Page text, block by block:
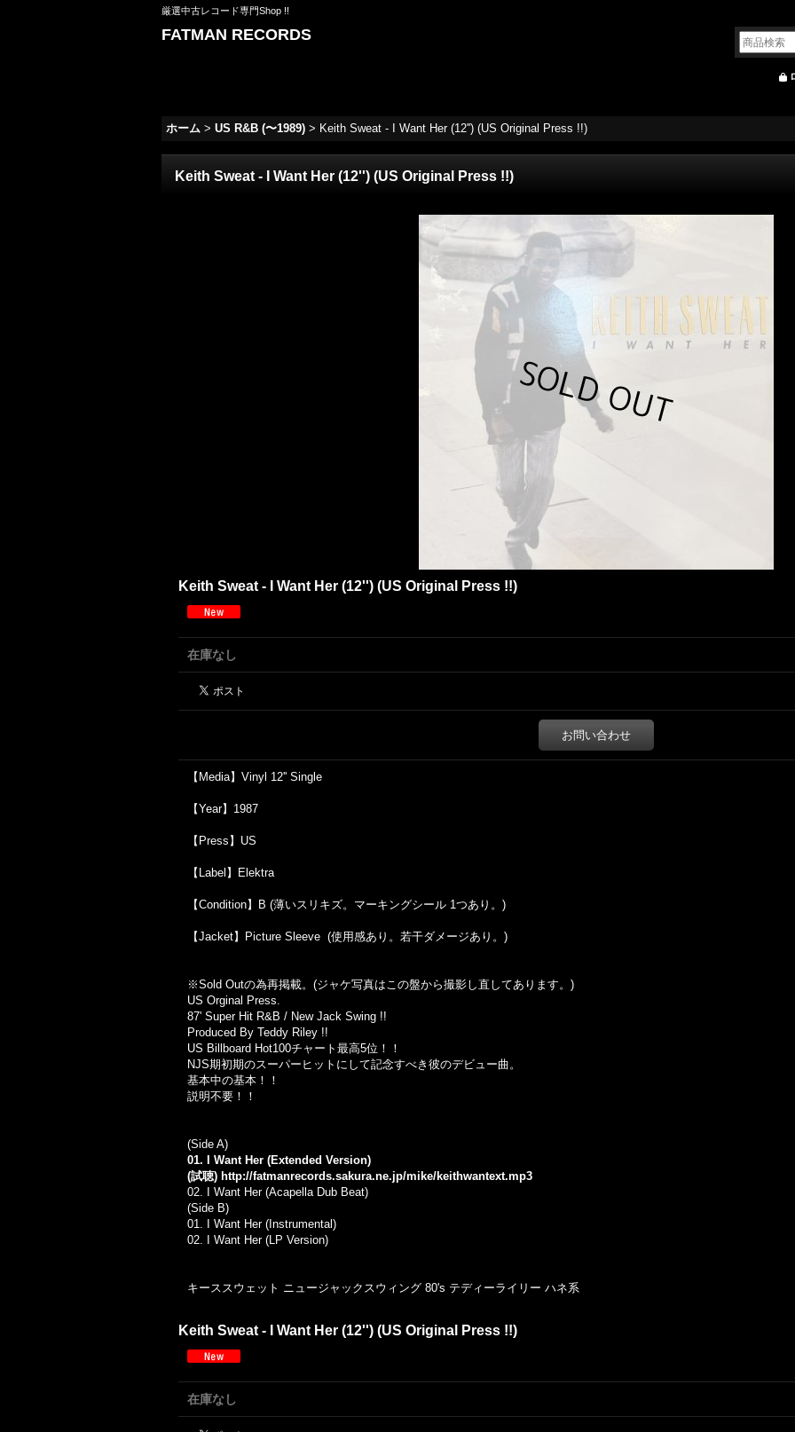
厳選中古レコード専門Shop !!
FATMAN RECORDS
ホーム > US R&B (〜1989) > Keith Sweat - I Want Her (12'') (US Original Press !!)
Keith Sweat - I Want Her (12'') (US Original Press !!)
Keith Sweat - I Want Her (12'') (US Original Press !!)
在庫なし
お問い合わせ
【Media】Vinyl 12'' Single
【Year】1987
【Press】US
【Label】Elektra
【Condition】B (薄いスリキズ。マーキングシール 1つあり。)
【Jacket】Picture Sleeve (使用感あり。若干ダメージあり。)
※Sold Outの為再掲載。 (ジャケ写真はこの盤から撮影し直してあります。 )
US Orginal Press.
87' Super Hit R&B / New Jack Swing !!
Produced By Teddy Riley !!
US Billboard Hot100チャート最高5位！！
NJS期初期のスーパーヒットにして記念すべき彼のデビュー曲。
基本中の基本！！
説明不要！！
(Side A)
01. I Want Her (Extended Version)
(試聴) http://fatmanrecords.sakura.ne.jp/mike/keithwantext.mp3
02. I Want Her (Acapella Dub Beat)
(Side B)
01. I Want Her (Instrumental)
02. I Want Her (LP Version)
キーススウェット ニュージャックスウィング 80's テディーライリー ハネ系
Keith Sweat - I Want Her (12'') (US Original Press !!)
在庫なし